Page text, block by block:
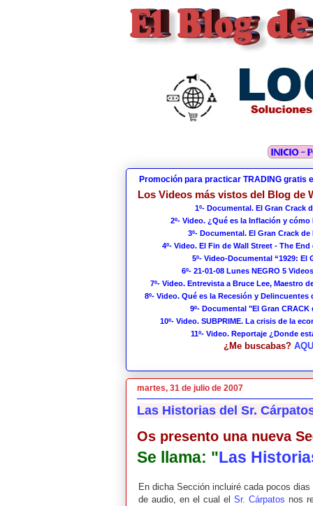
Promoción para practicar TRADING gratis
Los Videos más vistos del Blog de
1º- Documental. El Gran Crack
2º- Video. ¿Qué es la Inflación y
3º- Documental. El Gran Crack
4º- Video. El Fin de Wall Street - The
5º- Video-Documental “1929: El
6º- 21-01-08 Lunes NEGRO 5
7º- Video. Entrevista a Bruce Lee, Maestro
8º- Video. Qué es la Recesión y Delincuentes
9º- Documental "El Gran CRACK
10º- Video. SUBPRIME. La crisis de la
11º- Video. Reportaje ¿Donde
¿Me buscabas?
martes, 31 de julio de 2007
Las Historias del Sr.
Os presento una nueva
Se llama: "Las
En dicha Sección incluiré cada pocos
de audio, en el cual elSr. Cárpatos nos